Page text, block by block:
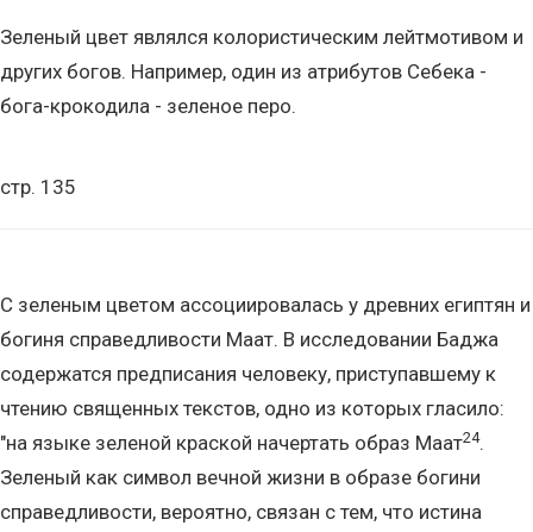
Зеленый цвет являлся колористическим лейтмотивом и
других богов. Например, один из атрибутов Себека -
бога-крокодила - зеленое перо.
стр. 135
С зеленым цветом ассоциировалась у древних египтян и
богиня справедливости Маат. В исследовании Баджа
содержатся предписания человеку, приступавшему к
чтению священных текстов, одно из которых гласило:
"на языке зеленой краской начертать образ Маат24.
Зеленый как символ вечной жизни в образе богини
справедливости, вероятно, связан с тем, что истина